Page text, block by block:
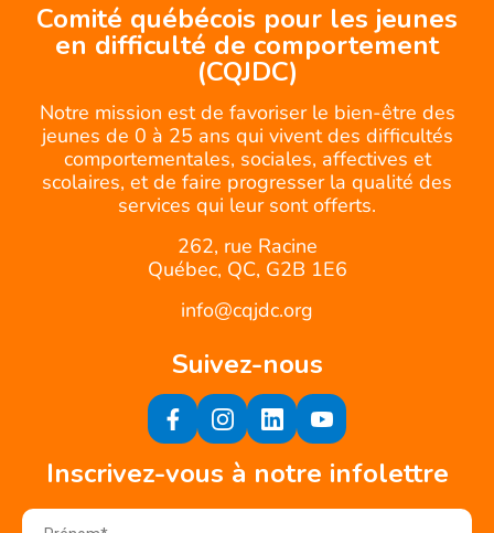
Comité québécois pour les jeunes
en difficulté de comportement
(CQJDC)
Notre mission est de favoriser le bien-être des
jeunes de 0 à 25 ans qui vivent des difficultés
comportementales, sociales, affectives et
scolaires, et de faire progresser la qualité des
services qui leur sont offerts.
262, rue Racine
Québec, QC, G2B 1E6
info@cqjdc.org
Suivez-nous
Inscrivez-vous à notre infolettre